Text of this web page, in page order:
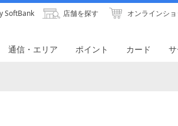
SoftBank 店舗を探す オンラインシ
通信・エリア ポイント カード